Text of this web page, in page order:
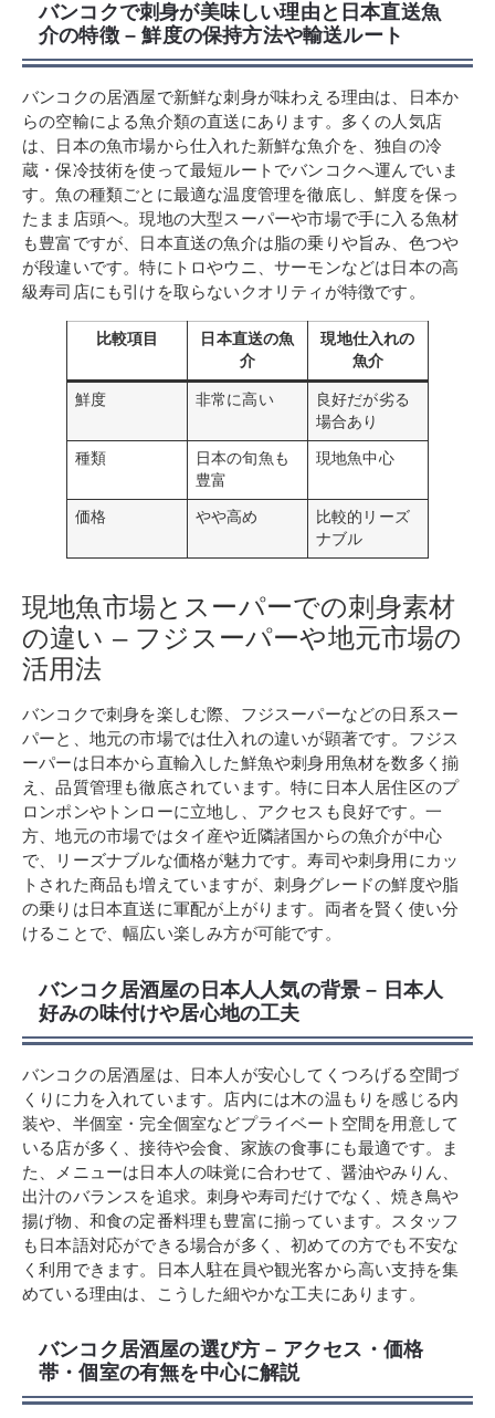
バンコクで刺身が美味しい理由と日本直送魚
介の特徴 – 鮮度の保持方法や輸送ルート
バンコクの居酒屋で新鮮な刺身が味わえる理由は、日本か
らの空輸による魚介類の直送にあります。多くの人気店
は、日本の魚市場から仕入れた新鮮な魚介を、独自の冷
蔵・保冷技術を使って最短ルートでバンコクへ運んでいま
す。魚の種類ごとに最適な温度管理を徹底し、鮮度を保っ
たまま店頭へ。現地の大型スーパーや市場で手に入る魚材
も豊富ですが、日本直送の魚介は脂の乗りや旨み、色つや
が段違いです。特にトロやウニ、サーモンなどは日本の高
級寿司店にも引けを取らないクオリティが特徴です。
比較項目
日本直送の魚
介
現地仕入れの
魚介
鮮度 非常に高い
良好だが劣る
場合あり
種類
日本の旬魚も
豊富
現地魚中心
価格 やや高め
比較的リーズ
ナブル
現地魚市場とスーパーでの刺身素材
の違い – フジスーパーや地元市場の
活用法
バンコクで刺身を楽しむ際、フジスーパーなどの日系スー
パーと、地元の市場では仕入れの違いが顕著です。フジス
ーパーは日本から直輸入した鮮魚や刺身用魚材を数多く揃
え、品質管理も徹底されています。特に日本人居住区のプ
ロンポンやトンローに立地し、アクセスも良好です。一
方、地元の市場ではタイ産や近隣諸国からの魚介が中心
で、リーズナブルな価格が魅力です。寿司や刺身用にカッ
トされた商品も増えていますが、刺身グレードの鮮度や脂
の乗りは日本直送に軍配が上がります。両者を賢く使い分
けることで、幅広い楽しみ方が可能です。
バンコク居酒屋の日本人人気の背景 – 日本人
好みの味付けや居心地の工夫
バンコクの居酒屋は、日本人が安心してくつろげる空間づ
くりに力を入れています。店内には木の温もりを感じる内
装や、半個室・完全個室などプライベート空間を用意して
いる店が多く、接待や会食、家族の食事にも最適です。ま
た、メニューは日本人の味覚に合わせて、醤油やみりん、
出汁のバランスを追求。刺身や寿司だけでなく、焼き鳥や
揚げ物、和食の定番料理も豊富に揃っています。スタッフ
も日本語対応ができる場合が多く、初めての方でも不安な
く利用できます。日本人駐在員や観光客から高い支持を集
めている理由は、こうした細やかな工夫にあります。
バンコク居酒屋の選び方 – アクセス・価格
帯・個室の有無を中心に解説